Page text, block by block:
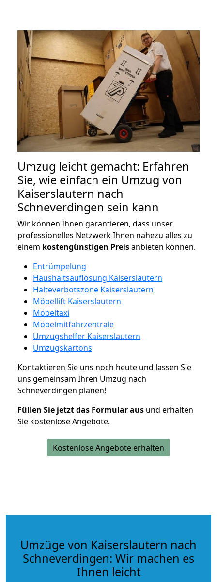
Umzug leicht gemacht: Erfahren
Sie, wie einfach ein Umzug von
Kaiserslautern nach
Schneverdingen sein kann
Wir können Ihnen garantieren, dass unser
professionelles Netzwerk Ihnen nahezu alles zu
einem kostengünstigen Preisanbieten können.
Entrümpelung
Haushaltsauflösung Kaiserslautern
Halteverbotszone Kaiserslautern
Möbellift Kaiserslautern
Möbeltaxi
Möbelmitfahrzentrale
Umzugshelfer Kaiserslautern
Umzugskartons
Kontaktieren Sie uns noch heute und lassen Sie
uns gemeinsam Ihren Umzug nach
Schneverdingen planen!
Füllen Sie jetzt das Formular aus und erhalten
Sie kostenlose Angebote.
Kostenlose Angebote erhalten
Umzüge von Kaiserslautern nach
Schneverdingen: Wir machen es
Ihnen leicht